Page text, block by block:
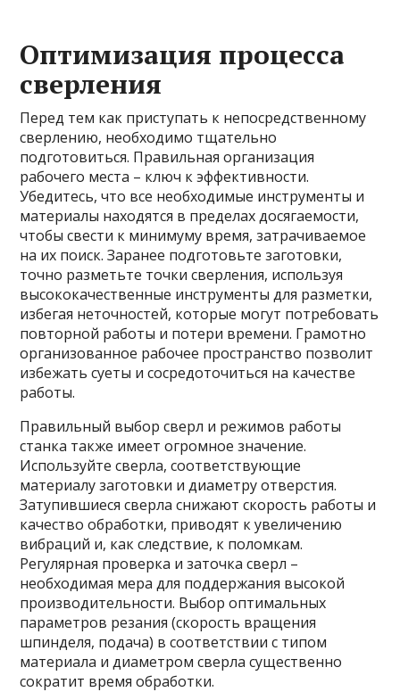
Оптимизация процесса
сверления
Перед тем как приступать к непосредственному
сверлению, необходимо тщательно
подготовиться. Правильная организация
рабочего места – ключ к эффективности.
Убедитесь, что все необходимые инструменты и
материалы находятся в пределах досягаемости,
чтобы свести к минимуму время, затрачиваемое
на их поиск. Заранее подготовьте заготовки,
точно разметьте точки сверления, используя
высококачественные инструменты для разметки,
избегая неточностей, которые могут потребовать
повторной работы и потери времени. Грамотно
организованное рабочее пространство позволит
избежать суеты и сосредоточиться на качестве
работы.
Правильный выбор сверл и режимов работы
станка также имеет огромное значение.
Используйте сверла, соответствующие
материалу заготовки и диаметру отверстия.
Затупившиеся сверла снижают скорость работы и
качество обработки, приводят к увеличению
вибраций и, как следствие, к поломкам.
Регулярная проверка и заточка сверл –
необходимая мера для поддержания высокой
производительности. Выбор оптимальных
параметров резания (скорость вращения
шпинделя, подача) в соответствии с типом
материала и диаметром сверла существенно
сократит время обработки.